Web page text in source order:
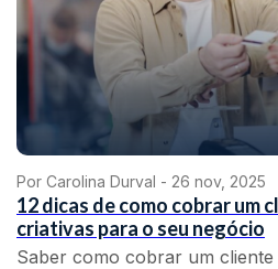
Por Carolina Durval - 26 nov, 2025
12 dicas de como cobrar um
criativas para o seu negócio
Saber como cobrar um cliente